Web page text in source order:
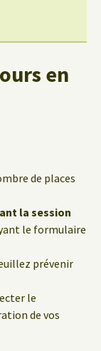
en
de places
la session
le formulaire
prévenir
le
de vos